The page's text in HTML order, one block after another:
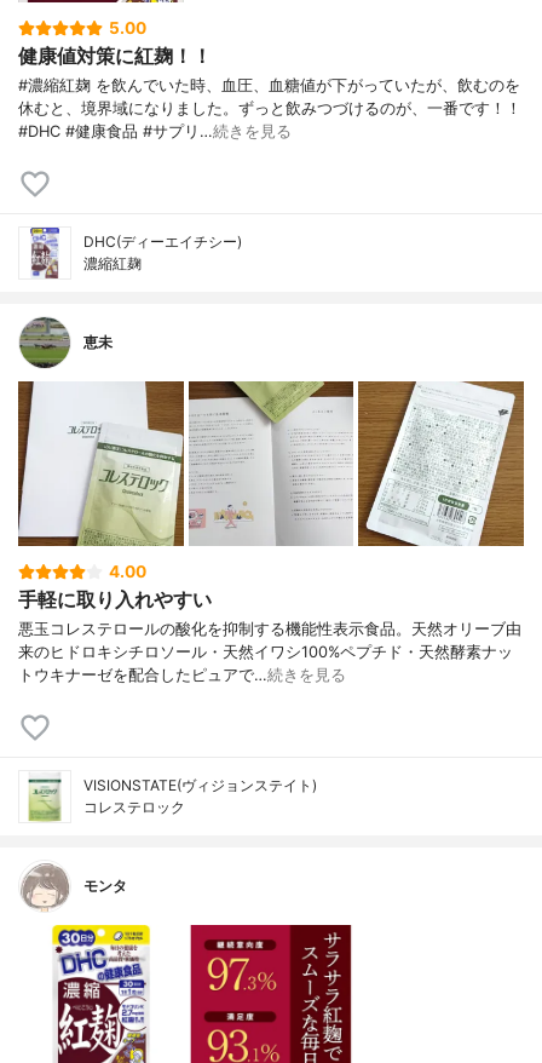
5.00
健康値対策に紅麹！！
#濃縮紅麹 を飲んでいた時、血圧、血糖値が下がっていたが、飲むのを
休むと、境界域になりました。ずっと飲みつづけるのが、一番です！！
#DHC #健康食品 #サプリ…続きを見る
DHC(ディーエイチシー)
濃縮紅麹
恵未
4.00
手軽に取り入れやすい
悪玉コレステロールの酸化を抑制する機能性表示食品。天然オリーブ由
来のヒドロキシチロソール・天然イワシ100%ペプチド・天然酵素ナッ
トウキナーゼを配合したピュアで…続きを見る
VISIONSTATE(ヴィジョンステイト)
コレステロック
モンタ